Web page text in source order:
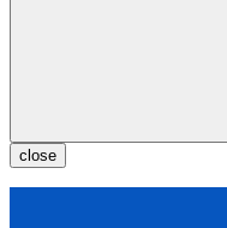
close